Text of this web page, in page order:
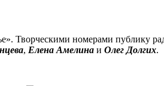
Творческими номерами публику
, Елена Амелина и Олег Долгих.